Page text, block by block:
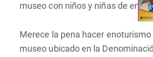
museo con niños y niñas de entre
Merece la pena hacer enoturismo
museo ubicado en la